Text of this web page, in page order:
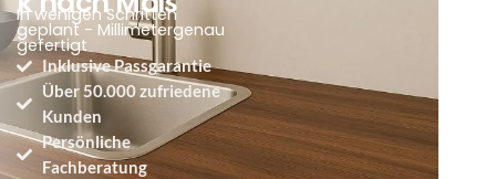
In wenigen Schritten
geplant - Millimetergenau
gefertigt
Inklusive Passgarantie
Über 50.000 zufriedene
Kunden
Persönliche
Fachberatung